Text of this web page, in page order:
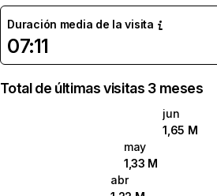
Duración media de la visita
07:11
Total de últimas visitas 3 meses
jun
1,65 M
may
1,33 M
abr